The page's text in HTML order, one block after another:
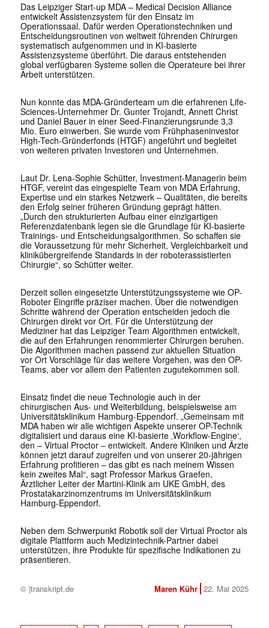
Das Leipziger Start-up MDA – Medical Decision Alliance
entwickelt Assistenzsystem für den Einsatz im
Operationssaal. Dafür werden Operationstechniken und
Entscheidungsroutinen von weltweit führenden Chirurgen
systematisch aufgenommen und in KI-basierte
Assistenzsysteme überführt. Die daraus entstehenden
global verfügbaren Systeme sollen die Operateure bei ihrer
Arbeit unterstützen.
Nun konnte das MDA-Gründerteam um die erfahrenen Life-
Sciences-Unternehmer Dr. Gunter Trojandt, Annett Christ
und Daniel Bauer in einer Seed-Finanzierungsrunde 3,3
Mio. Euro einwerben. Sie wurde vom Frühphaseninvestor
High-Tech-Gründerfonds (HTGF) angeführt und begleitet
von weiteren privaten Investoren und Unternehmen.
Laut Dr. Lena-Sophie Schütter, Investment-Managerin beim
HTGF, vereint das eingespielte Team von MDA Erfahrung,
Expertise und ein starkes Netzwerk – Qualitäten, die bereits
den Erfolg seiner früheren Gründung geprägt hätten.
„Durch den strukturierten Aufbau einer einzigartigen
Referenzdatenbank legen sie die Grundlage für KI-basierte
Trainings- und Entscheidungsalgorithmen. So schaffen sie
die Voraussetzung für mehr Sicherheit, Vergleichbarkeit und
klinikübergreifende Standards in der roboterassistierten
Chirurgie“, so Schütter weiter.
Derzeit sollen eingesetzte Unterstützungssysteme wie OP-
Roboter Eingriffe präziser machen. Über die notwendigen
Schritte während der Operation entscheiden jedoch die
Chirurgen direkt vor Ort. Für die Unterstützung der
Mediziner hat das Leipziger Team Algorithmen entwickelt,
die auf den Erfahrungen renommierter Chirurgen beruhen.
Die Algorithmen machen passend zur aktuellen Situation
vor Ort Vorschläge für das weitere Vorgehen, was den OP-
Teams, aber vor allem den Patienten zugutekommen soll.
Einsatz findet die neue Technologie auch in der
chirurgischen Aus- und Weiterbildung, beispielsweise am
Universitätsklinikum Hamburg-Eppendorf. „Gemeinsam mit
MDA haben wir alle wichtigen Aspekte unserer OP-Technik
digitalisiert und daraus eine KI-basierte ‚Workflow-Engine‘,
den – Virtual Proctor – entwickelt. Andere Kliniken und Ärzte
können jetzt darauf zugreifen und von unserer 20-jährigen
Erfahrung profitieren – das gibt es nach meinem Wissen
kein zweites Mal“, sagt Professor Markus Graefen,
Ärztlicher Leiter der Martini-Klinik am UKE GmbH, des
Prostatakarzinomzentrums im Universitätsklinikum
Hamburg-Eppendorf.
Neben dem Schwerpunkt Robotik soll der Virtual Proctor als
digitale Plattform auch Medizintechnik-Partner dabei
unterstützen, ihre Produkte für spezifische Indikationen zu
präsentieren.
© |transkript.de Maren Kühr 22. Mai 2025